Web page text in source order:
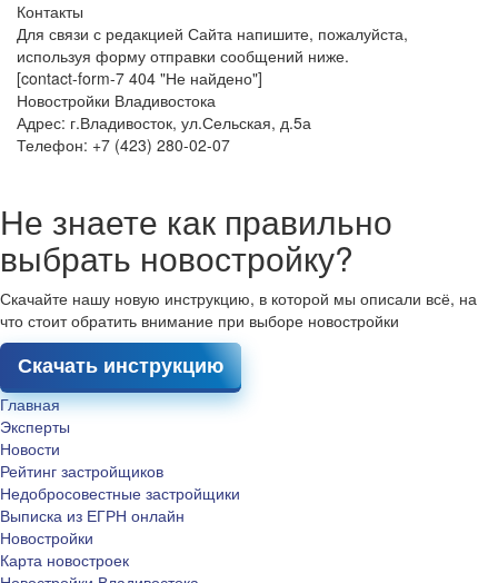
Контакты
Для связи с редакцией Сайта напишите, пожалуйста,
используя форму отправки сообщений ниже.
[contact-form-7 404 "Не найдено"]
Новостройки Владивостока
Адрес: г.Владивосток, ул.Сельская, д.5а
Телефон: +7 (423) 280-02-07
Не знаете как правильно
выбрать новостройку?
Скачайте нашу новую инструкцию, в которой мы описали всё, на
что стоит обратить внимание при выборе новостройки
Скачать инструкцию
Главная
Эксперты
Новости
Рейтинг застройщиков
Недобросовестные застройщики
Выписка из ЕГРН онлайн
Новостройки
Карта новостроек